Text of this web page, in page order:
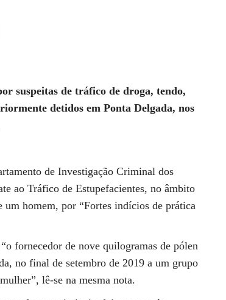
suspeitas de tráfico de droga, tendo,
detidos em Ponta Delgada, nos
de Investigação Criminal dos
ao Tráfico de Estupefacientes, no âmbito
homem, por “Fortes indícios de prática
fornecedor de nove quilogramas de pólen
no final de setembro de 2019 a um grupo
lê-se na mesma nota.